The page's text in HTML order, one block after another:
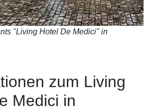
"Living Hotel De Medici" in
zum Living
Medici in